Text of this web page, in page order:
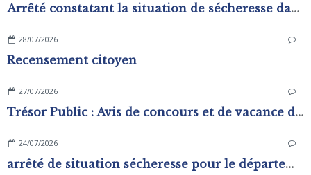
Arrêté constatant la situation de sécheresse dans les zones d'alerte du département de L'Orne
28/07/2026 …
Recensement citoyen
27/07/2026 …
Trésor Public : Avis de concours et de vacance d'emplois
24/07/2026 …
arrêté de situation sécheresse pour le département de l'Orne.